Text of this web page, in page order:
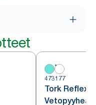
473177
Tork